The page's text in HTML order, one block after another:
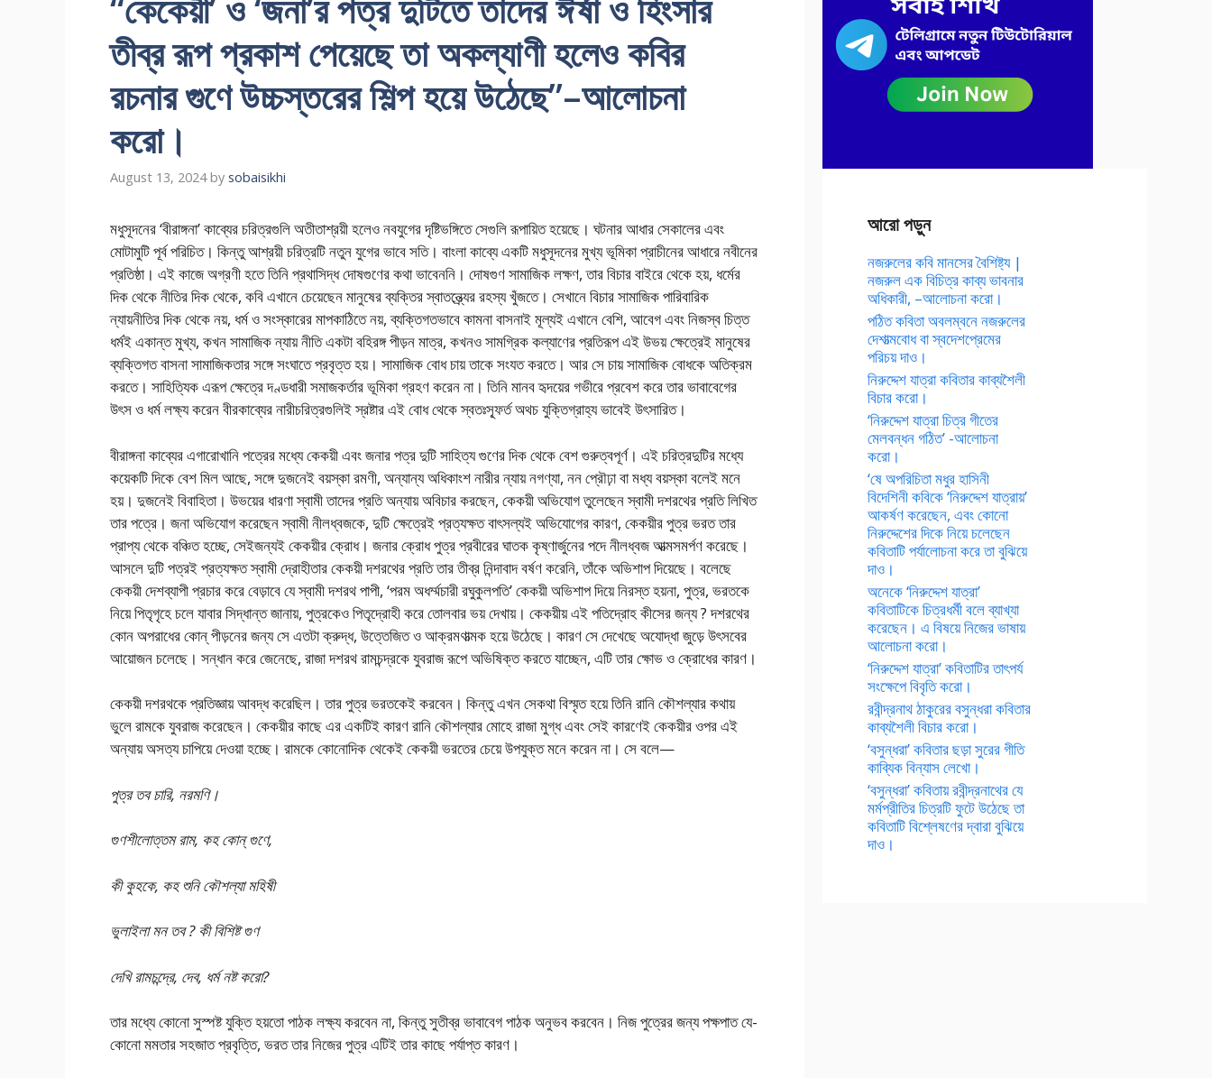
তীব্র রূপ প্রকাশ পেয়েছে তা অকল্যাণী হলেও কবির
রচনার গুণে উচ্চস্তরের শিল্প হয়ে উঠেছে”–আলোচনা
করো।
August 13, 2024 by sobaisikhi
মধুসূদনের ‘বীরাঙ্গনা’ কাব্যের চরিত্রগুলি অতীতাশ্রয়ী হলেও নবযুগের দৃষ্টিভঙ্গিতে সেগুলি রূপায়িত হয়েছে। ঘটনার আধার সেকালের এবং
মোটামুটি পূর্ব পরিচিত। কিন্তু আশ্রয়ী চরিত্রটি নতুন যুগের ভাবে সতি। বাংলা কাব্যে একটি মধুসূদনের মুখ্য ভূমিকা প্রাচীনের আধারে নবীনের
প্রতিষ্ঠা। এই কাজে অগ্রণী হতে তিনি প্রথাসিদ্ধ দোষগুণের কথা ভাবেননি। দোষগুণ সামাজিক লক্ষণ, তার বিচার বাইরে থেকে হয়, ধর্মের
দিক থেকে নীতির দিক থেকে, কবি এখানে চেয়েছেন মানুষের ব্যক্তির স্বাতন্ত্র্যের রহস্য খুঁজতে। সেখানে বিচার সামাজিক পারিবারিক
ন্যায়নীতির দিক থেকে নয়, ধর্ম ও সংস্কারের মাপকাঠিতে নয়, ব্যক্তিগতভাবে কামনা বাসনাই মূল্যই এখানে বেশি, আবেগ এবং নিজস্ব চিত্ত
ধর্মই একান্ত মুখ্য, কখন সামাজিক ন্যায় নীতি একটা বহিরঙ্গ পীড়ন মাত্র, কখনও সামগ্রিক কল্যাণের প্রতিরূপ এই উভয় ক্ষেত্রেই মানুষের
ব্যক্তিগত বাসনা সামাজিকতার সঙ্গে সংঘাতে প্রবৃত্ত হয়। সামাজিক বোধ চায় তাকে সংযত করতে। আর সে চায় সামাজিক বোধকে অতিক্রম
করতে। সাহিত্যিক এরূপ ক্ষেত্রে দণ্ডধারী সমাজকর্তার ভূমিকা গ্রহণ করেন না। তিনি মানব হৃদয়ের গভীরে প্রবেশ করে তার ভাবাবেগের
উৎস ও ধর্ম লক্ষ্য করেন বীরকাব্যের নারীচরিত্রগুলিই স্রষ্টার এই বোধ থেকে স্বতঃস্ফূর্ত অথচ যুক্তিগ্রাহ্য ভাবেই উৎসারিত।
বীরাঙ্গনা কাব্যের এগারোখানি পত্রের মধ্যে কেকয়ী এবং জনার পত্র দুটি সাহিত্য গুণের দিক থেকে বেশ গুরুত্বপূর্ণ। এই চরিত্রদুটির মধ্যে
কয়েকটি দিকে বেশ মিল আছে, সঙ্গে দুজনেই বয়স্কা রমণী, অন্যান্য অধিকাংশ নারীর ন্যায় নগণ্যা, নন প্রৌঢ়া বা মধ্য বয়স্কা বলেই মনে
হয়। দুজনেই বিবাহিতা। উভয়ের ধারণা স্বামী তাদের প্রতি অন্যায় অবিচার করছেন, কেকয়ী অভিযোগ তুলেছেন স্বামী দশরথের প্রতি লিখিত
তার পত্রে। জনা অভিযোগ করেছেন স্বামী নীলধ্বজকে, দুটি ক্ষেত্রেই প্রত্যক্ষত বাৎসল্যই অভিযোগের কারণ, কেকয়ীর পুত্র ভরত তার
প্রাপ্য থেকে বঞ্চিত হচ্ছে, সেইজন্যই কেকয়ীর ক্রোধ। জনার ক্রোধ পুত্র প্রবীরের ঘাতক কৃষ্ণার্জুনের পদে নীলধ্বজ আত্মসমর্পণ করেছে।
আসলে দুটি পত্রই প্রত্যক্ষত স্বামী দ্রোহীতার কেকয়ী দশরথের প্রতি তার তীব্র নিন্দাবাদ বর্ষণ করেনি, তাঁকে অভিশাপ দিয়েছে। বলেছে
কেকয়ী দেশব্যাপী প্রচার করে বেড়াবে যে স্বামী দশরথ পাপী, ‘পরম অধর্ম্মচারী রঘুকুলপতি’ কেকয়ী অভিশাপ দিয়ে নিরস্ত হয়না, পুত্র, ভরতকে
নিয়ে পিতৃগৃহে চলে যাবার সিদ্ধান্ত জানায়, পুত্রকেও পিতৃদ্রোহী করে তোলবার ভয় দেখায়। কেকয়ীয় এই পতিদ্রোহ কীসের জন্য ? দশরথের
কোন অপরাধের কোন্ পীড়নের জন্য সে এতটা ক্রুদ্ধ, উত্তেজিত ও আক্রমণাত্মক হয়ে উঠেছে। কারণ সে দেখেছে অযোদ্ধা জুড়ে উৎসবের
আয়োজন চলেছে। সন্ধান করে জেনেছে, রাজা দশরথ রামচন্দ্রকে যুবরাজ রূপে অভিষিক্ত করতে যাচ্ছেন, এটি তার ক্ষোভ ও ক্রোধের কারণ।
কেকয়ী দশরথকে প্রতিজ্ঞায় আবদ্ধ করেছিল। তার পুত্র ভরতকেই করবেন। কিন্তু এখন সেকথা বিস্মৃত হয়ে তিনি রানি কৌশল্যার কথায়
ভুলে রামকে যুবরাজ করেছেন। কেকয়ীর কাছে এর একটিই কারণ রানি কৌশল্যার মোহে রাজা মুগ্ধ এবং সেই কারণেই কেকয়ীর ওপর এই
অন্যায় অসত্য চাপিয়ে দেওয়া হচ্ছে। রামকে কোনোদিক থেকেই কেকয়ী ভরতের চেয়ে উপযুক্ত মনে করেন না। সে বলে—
পুত্র তব চারি, নরমণি।
গুণশীলোত্তম রাম, কহ কোন্ গুণে,
কী কুহকে, কহ শুনি কৌশল্যা মহিষী
ভুলাইলা মন তব ? কী বিশিষ্ট গুণ
দেখি রামচন্দ্রে, দেব, ধর্ম নষ্ট করো?
তার মধ্যে কোনো সুস্পষ্ট যুক্তি হয়তো পাঠক লক্ষ্য করবেন না, কিন্তু সুতীব্র ভাবাবেগ পাঠক অনুভব করবেন। নিজ পুত্রের জন্য পক্ষপাত যে-
কোনো মমতার সহজাত প্রবৃত্তি, ভরত তার নিজের পুত্র এটিই তার কাছে পর্যাপ্ত কারণ।
আরো পড়ুন
নজরুলের কবি মানসের বৈশিষ্ট্য |
নজরুল এক বিচিত্র কাব্য ভাবনার
অধিকারী, –আলোচনা করো।
পঠিত কবিতা অবলম্বনে নজরুলের
দেশাত্মবোধ বা স্বদেশপ্রেমের
পরিচয় দাও।
নিরুদ্দেশ যাত্রা কবিতার কাব্যশৈলী
বিচার করো।
‘নিরুদ্দেশ যাত্রা চিত্র গীতের
মেলবন্ধন গঠিত’ -আলোচনা
করো।
‘ষে অপরিচিতা মধুর হাসিনী
বিদেশিনী কবিকে ‘নিরুদ্দেশ যাত্রায়’
আকর্ষণ করেছেন, এবং কোনো
নিরুদ্দেশের দিকে নিয়ে চলেছেন
কবিতাটি পর্যালোচনা করে তা বুঝিয়ে
দাও।
অনেকে ‘নিরুদ্দেশ যাত্রা’
কবিতাটিকে চিত্রধর্মী বলে ব্যাখ্যা
করেছেন। এ বিষয়ে নিজের ভাষায়
আলোচনা করো।
‘নিরুদ্দেশ যাত্রা’ কবিতাটির তাৎপর্য
সংক্ষেপে বিবৃতি করো।
রবীন্দ্রনাথ ঠাকুরের বসুন্ধরা কবিতার
কাব্যশৈলী বিচার করো।
‘বসুন্ধরা’ কবিতার ছড়া সুরের গীতি
কাব্যিক বিন্যাস লেখো।
‘বসুন্ধরা’ কবিতায় রবীন্দ্রনাথের যে
মর্মপ্রীতির চিত্রটি ফুটে উঠেছে তা
কবিতাটি বিশ্লেষণের দ্বারা বুঝিয়ে
দাও।